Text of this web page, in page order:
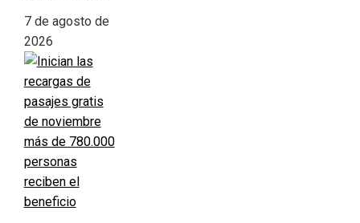
7 de agosto de
2026